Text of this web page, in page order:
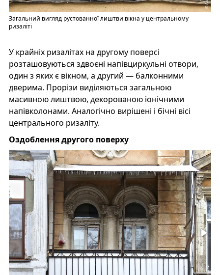
Загальний вигляд рустованної лиштви вікна у центральному
ризаліті
У крайніх ризалітах на другому поверсі
розташовуються здвоєні напівциркульні отвори,
один з яких є вікном, а другий — балконними
дверима. Прорізи виділяються загальною
масивною лиштвою, декорованою іонічними
напівколонами. Аналогічно вирішені і бічні вісі
центрального ризаліту.
Оздоблення другого поверху